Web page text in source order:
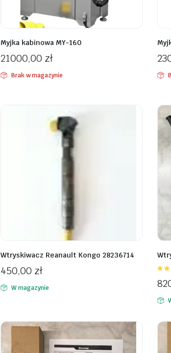
Myjka kabinowa MY-160
21000,00 zł
Brak w magazynie
Wtryskiwacz Reanault Kongo 28236714
450,00 zł
W magazynie